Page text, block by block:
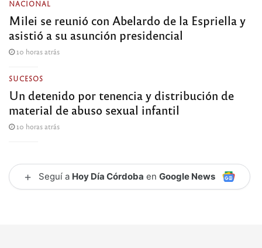
NACIONAL
Milei se reunió con Abelardo de la Espriella y
asistió a su asunción presidencial
10 horas atrás
SUCESOS
Un detenido por tenencia y distribución de
material de abuso sexual infantil
10 horas atrás
+ Seguí a Hoy Día Córdoba en Google News